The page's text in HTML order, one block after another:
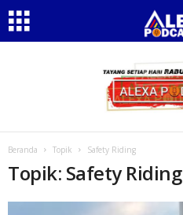
Beranda Topik Safety Riding
Topik: Safety Riding